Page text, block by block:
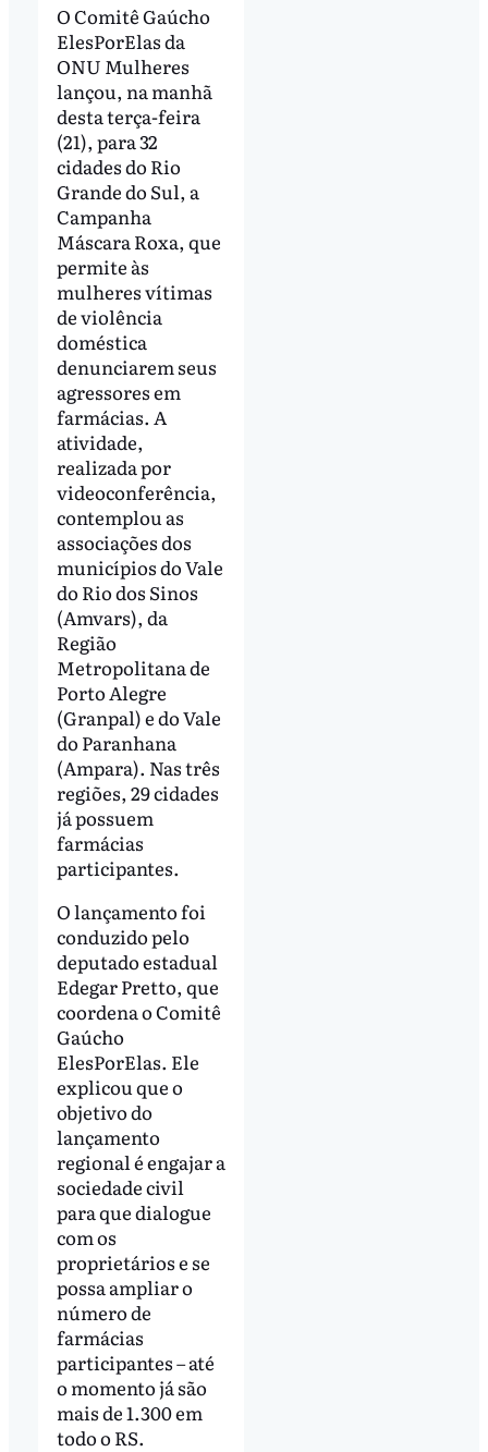
O Comitê Gaúcho
ElesPorElas da
ONU Mulheres
lançou, na manhã
desta terça-feira
(21), para 32
cidades do Rio
Grande do Sul, a
Campanha
Máscara Roxa, que
permite às
mulheres vítimas
de violência
doméstica
denunciarem seus
agressores em
farmácias. A
atividade,
realizada por
videoconferência,
contemplou as
associações dos
municípios do Vale
do Rio dos Sinos
(Amvars), da
Região
Metropolitana de
Porto Alegre
(Granpal) e do Vale
do Paranhana
(Ampara). Nas três
regiões, 29 cidades
já possuem
farmácias
participantes.
O lançamento foi
conduzido pelo
deputado estadual
Edegar Pretto, que
coordena o Comitê
Gaúcho
ElesPorElas. Ele
explicou que o
objetivo do
lançamento
regional é engajar a
sociedade civil
para que dialogue
com os
proprietários e se
possa ampliar o
número de
farmácias
participantes – até
o momento já são
mais de 1.300 em
todo o RS.